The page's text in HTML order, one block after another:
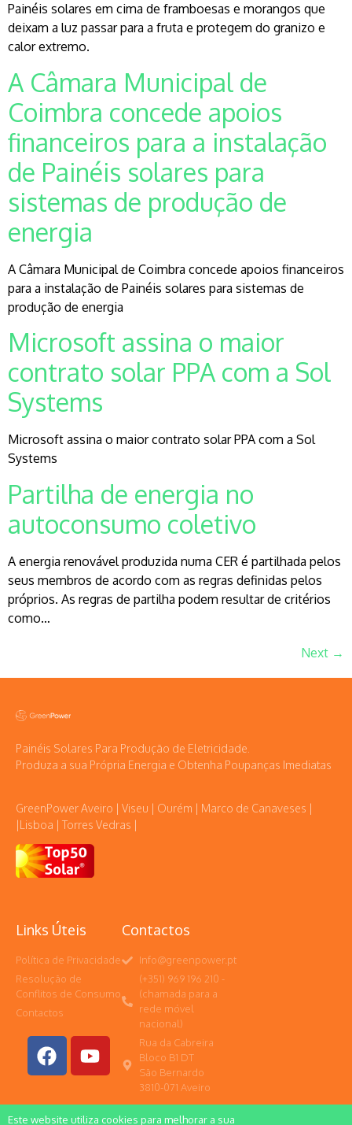
Painéis solares em cima de framboesas e morangos que
deixam a luz passar para a fruta e protegem do granizo e
calor extremo.
A Câmara Municipal de
Coimbra concede apoios
financeiros para a instalação
de Painéis solares para
sistemas de produção de
energia
A Câmara Municipal de Coimbra concede apoios financeiros
para a instalação de Painéis solares para sistemas de
produção de energia
Microsoft assina o maior
contrato solar PPA com a Sol
Systems
Microsoft assina o maior contrato solar PPA com a Sol
Systems
Partilha de energia no
autoconsumo coletivo
A energia renovável produzida numa CER é partilhada pelos
seus membros de acordo com as regras definidas pelos
próprios. As regras de partilha podem resultar de critérios
como…
Next →
Painéis Solares Para Produção de Eletricidade.
Produza a sua Própria Energia e Obtenha Poupanças Imediatas
GreenPower Aveiro | Viseu | Ourém | Marco de Canaveses |
|Lisboa | Torres Vedras |
Links Úteis
Política de Privacidade
Resolução de
Conflitos de Consumo
Contactos
Contactos
Info@greenpower.pt
(+351) 969 196 210 -
(chamada para a
rede móvel
nacional)
Rua da Cabreira
Bloco B1 DT
São Bernardo
3810-071 Aveiro
Este website utiliza cookies para melhorar a sua